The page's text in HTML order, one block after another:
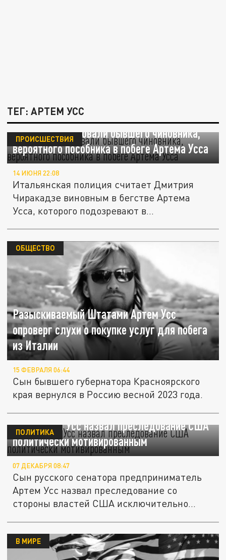
ТЕГ: АРТЕМ УСС
В Италии арестовали бывшего чиновника,
вероятного пособника в побеге Артема Усса
ПРОИСШЕСТВИЯ
14 ИЮНЯ 22:08
Итальянская полиция считает Дмитрия
Чиракадзе виновным в бегстве Артема
Усса, которого подозревают в...
Разыскиваемый Штатами Артем Усс
опроверг слухи о покупке услуг для побега
из Италии
ОБЩЕСТВО
15 ФЕВРАЛЯ 06:44
Сын бывшего губернатора Красноярского
края вернулся в Россию весной 2023 года.
РБК: Артем Усс назвал преследование США
политически мотивированным
ПОЛИТИКА
07 ДЕКАБРЯ 08:47
Сын русского сенатора предприниматель
Артем Усс назвал преследование со
стороны властей США исключительно...
В МИРЕ